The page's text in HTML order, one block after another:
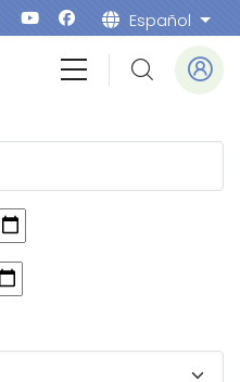
Español